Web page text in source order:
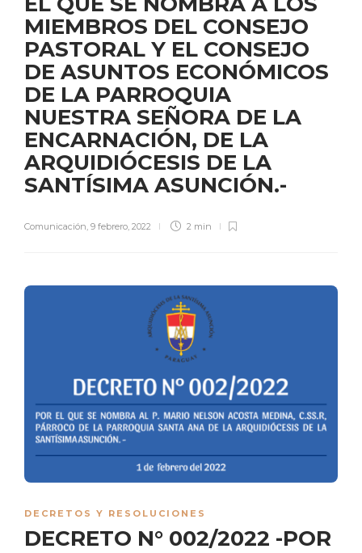
MIEMBROS DEL CONSEJO
PASTORAL Y EL CONSEJO
DE ASUNTOS ECONÓMICOS
DE LA PARROQUIA
NUESTRA SEÑORA DE LA
ENCARNACIÓN, DE LA
ARQUIDIÓCESIS DE LA
SANTÍSIMA ASUNCIÓN.-
Comunicación, 9 febrero, 2022 2 min
DECRETOS Y RESOLUCIONES
DECRETO N° 002/2022 -POR